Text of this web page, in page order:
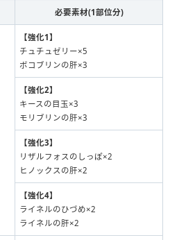
必要素材(1部位分)
【強化1】
チュチュゼリー×5
ボコブリンの肝×3
【強化2】
キースの目玉×3
モリブリンの肝×3
【強化3】
リザルフォスのしっぽ×2
ヒノックスの肝×2
【強化4】
ライネルのひづめ×2
ライネルの肝×2